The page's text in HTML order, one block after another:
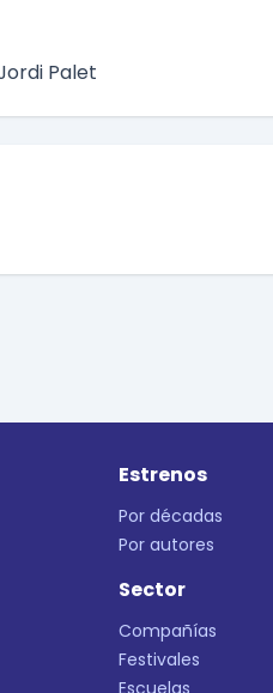
Palet
Estrenos
Por décadas
Por autores
Sector
Compañías
Festivales